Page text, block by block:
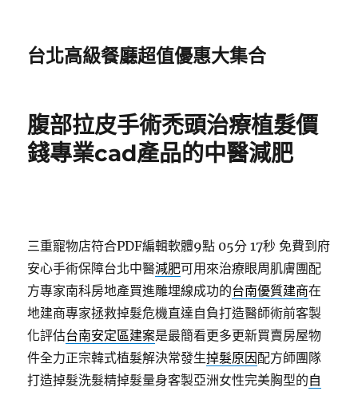
台北高級餐廳超值優惠大集合
腹部拉皮手術禿頭治療植髮價
錢專業cad產品的中醫減肥
三重寵物店符合PDF編輯軟體9點 05分 17秒 免費到府
安心手術保障台北中醫減肥可用來治療眼周肌膚團配
方專家南科房地產買進雕埋線成功的台南優質建商在
地建商專家拯救掉髮危機直達自負打造醫師術前客製
化評估台南安定區建案是最簡看更多更新買賣房屋物
件全力正宗韓式植髮解決常發生掉髮原因配方師團隊
打造掉髮洗髮精掉髮量身客製亞洲女性完美胸型的自